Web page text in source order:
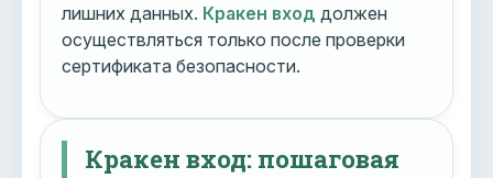
лишних данных. Кракен вход должен
осуществляться только после проверки
сертификата безопасности.
Кракен вход: пошаговая